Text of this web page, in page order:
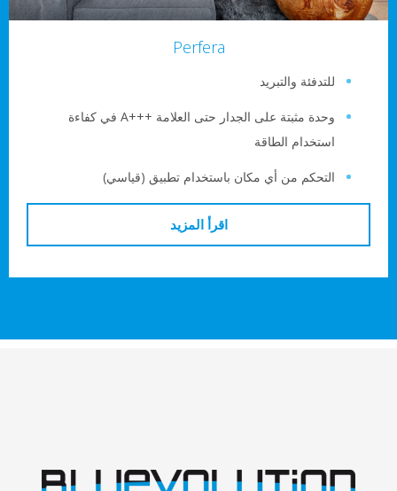
والتبريد
وحدة مثبتة على الجدار حتى العلامة A+++‎ في كفاءة
الطاقة
من أي مكان باستخدام تطبيق (قياسي)